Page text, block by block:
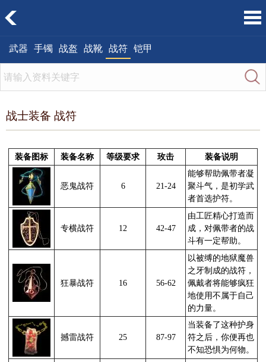
武器 手镯 战盔 战靴 战符 铠甲
战士装备 战符
装备图标 装备名称 等级要求 玫击 装备说明
恶鬼战符 6 21-24
能够帮助佩带者凝
聚斗气，是初学武
者首选护符。
专横战符 12 42-47
由工匠精心打造而
成，对佩带者的战
斗有一定帮助。
狂暴战符 16 56-62
以被缚的地狱魔兽
之牙制成的战符，
佩戴者将能够疯狂
地使用不属于自己
的力量。
撼雷战符 25 87-97
当装备了这种护身
符之后，你便再也
不知恐惧为何物。